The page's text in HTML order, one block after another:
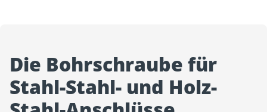
Die Bohrschraube für
Stahl-Stahl- und Holz-